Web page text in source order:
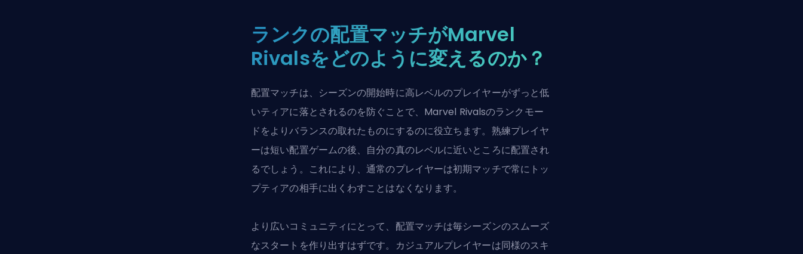
ランクの配置マッチがMarvel
Rivalsをどのように変えるのか？
配置マッチは、シーズンの開始時に高レベルのプレイヤーがずっと低
いティアに落とされるのを防ぐことで、Marvel Rivalsのランクモー
ドをよりバランスの取れたものにするのに役立ちます。熟練プレイヤ
ーは短い配置ゲームの後、自分の真のレベルに近いところに配置され
るでしょう。これにより、通常のプレイヤーは初期マッチで常にトッ
プティアの相手に出くわすことはなくなります。
より広いコミュニティにとって、配置マッチは毎シーズンのスムーズ
なスタートを作り出すはずです。カジュアルプレイヤーは同様のスキ